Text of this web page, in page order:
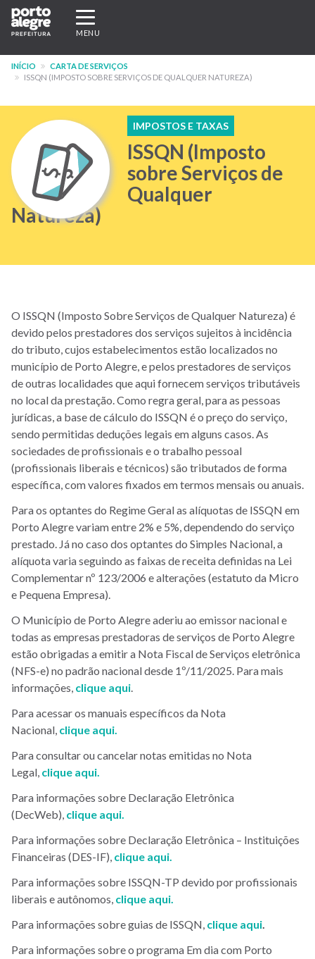
Pular
para
conteúdo
principal
Expandir/recolher
navegação
MENU
INÍCIO
CARTA DE SERVIÇOS
ISSQN (IMPOSTO SOBRE SERVIÇOS DE QUALQUER NATUREZA)
IMPOSTOS E TAXAS
ISSQN (Imposto
sobre Serviços de
Qualquer
Natureza)
O ISSQN (Imposto Sobre Serviços de Qualquer Natureza) é
devido pelos prestadores dos serviços sujeitos à incidência
do tributo, cujos estabelecimentos estão localizados no
município de Porto Alegre, e pelos prestadores de serviços
de outras localidades que aqui fornecem serviços tributáveis
no local da prestação. Como regra geral, para as pessoas
jurídicas, a base de cálculo do ISSQN é o preço do serviço,
sendo permitidas deduções legais em alguns casos. As
sociedades de profissionais e o trabalho pessoal
(profissionais liberais e técnicos) são tributados de forma
específica, com valores fixados em termos mensais ou anuais.
Para os optantes do Regime Geral as alíquotas de ISSQN em
Porto Alegre variam entre 2% e 5%, dependendo do serviço
prestado. Já no caso dos optantes do Simples Nacional, a
alíquota varia seguindo as faixas de receita definidas na Lei
Complementar nº 123/2006 e alterações (estatuto da Micro
e Pequena Empresa).
O Município de Porto Alegre aderiu ao emissor nacional e
todas as empresas prestadoras de serviços de Porto Alegre
estão obrigadas a emitir a Nota Fiscal de Serviços eletrônica
(NFS-e) no padrão nacional desde 1º/11/2025. Para mais
informações, clique aqui.
Para acessar os manuais específicos da Nota
Nacional, clique aqui.
Para consultar ou cancelar notas emitidas no Nota
Legal, clique aqui.
Para informações sobre Declaração Eletrônica
(DecWeb), clique aqui.
Para informações sobre Declaração Eletrônica – Instituições
Financeiras (DES-IF), clique aqui.
Para informações sobre ISSQN-TP devido por profissionais
liberais e autônomos, clique aqui.
Para informações sobre guias de ISSQN, clique aqui.
Para informações sobre o programa Em dia com Porto